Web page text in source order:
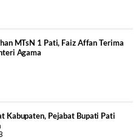
MTsN 1 Pati, Faiz Affan Terima
Agama
Kabupaten, Pejabat Bupati Pati